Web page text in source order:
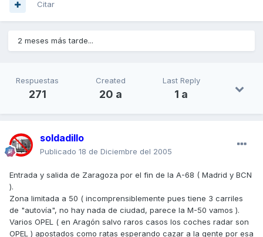
Citar
2 meses más tarde...
Respuestas
271
Created
20 a
Last Reply
1 a
soldadillo
Publicado 18 de Diciembre del 2005
Entrada y salida de Zaragoza por el fin de la A-68 ( Madrid y BCN
).
Zona limitada a 50 ( incomprensiblemente pues tiene 3 carriles
de "autovía", no hay nada de ciudad, parece la M-50 vamos ).
Varios OPEL ( en Aragón salvo raros casos los coches radar son
OPEL ) apostados como ratas esperando cazar a la gente por esa